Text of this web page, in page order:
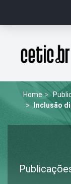
Página inicial
Home
Inclusão